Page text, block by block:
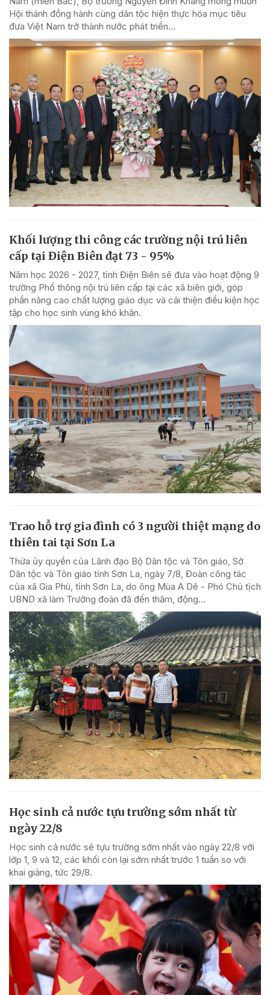
Hội thánh đồng hành cùng dân tộc hiện thực hóa mục tiêu
đưa Việt Nam trở thành nước phát triển...
Khối lượng thi công các trường nội trú liên
cấp tại Điện Biên đạt 73 - 95%
Năm học 2026 - 2027, tỉnh Điện Biên sẽ đưa vào hoạt động 9
trường Phổ thông nội trú liên cấp tại các xã biên giới, góp
phần nâng cao chất lượng giáo dục và cải thiện điều kiện học
tập cho học sinh vùng khó khăn.
Trao hỗ trợ gia đình có 3 người thiệt mạng do
thiên tai tại Sơn La
Thừa ủy quyền của Lãnh đạo Bộ Dân tộc và Tôn giáo, Sở
Dân tộc và Tôn giáo tỉnh Sơn La, ngày 7/8, Đoàn công tác
của xã Gia Phù, tỉnh Sơn La, do ông Mùa A Dê - Phó Chủ tịch
UBND xã làm Trưởng đoàn đã đến thăm, động...
Học sinh cả nước tựu trường sớm nhất từ
ngày 22/8
Học sinh cả nước sẽ tựu trường sớm nhất vào ngày 22/8 với
lớp 1, 9 và 12, các khối còn lại sớm nhất trước 1 tuần so với
khai giảng, tức 29/8.